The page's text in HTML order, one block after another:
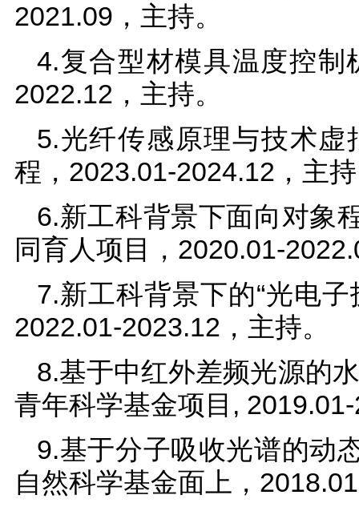
2021.09，主持。
4.复合型材模具温度控制
2022.12，主持。
5.光纤传感原理与技术
程，2023.01-2024.12，主
6.新工科背景下面向对象
同育人项目，2020.01-
7.新工科背景下的“光电
2022.01-2023.12，主持。
8.基于中红外差频光源的
青年科学基金项目,
9.基于分子吸收光谱的动
自然科学基金面上，